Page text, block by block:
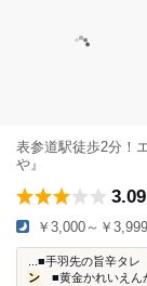
表参道駅徒歩2分！
や』
3.09
￥3,000～￥3,999
...■手羽先の旨辛
ン ■黄金かれいえん